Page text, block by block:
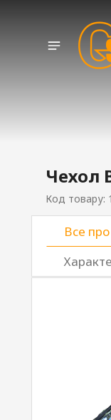
Чехол
Код товару:
Все